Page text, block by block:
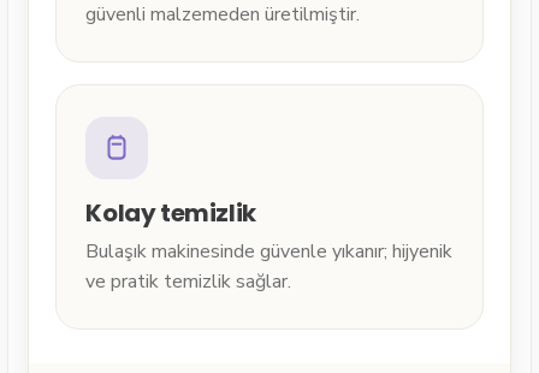
güvenli malzemeden üretilmiştir.
Kolay temizlik
Bulaşık makinesinde güvenle yıkanır; hijyenik
ve pratik temizlik sağlar.